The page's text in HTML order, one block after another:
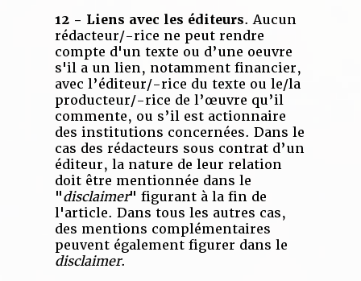
12 - Liens avec les éditeurs. Aucun
rédacteur/-rice ne peut rendre
compte d'un texte ou d’une oeuvre
s'il a un lien, notamment financier,
avec l’éditeur/-rice du texte ou le/la
producteur/-rice de l’œuvre qu’il
commente, ou s’il est actionnaire
des institutions concernées. Dans le
cas des rédacteurs sous contrat d’un
éditeur, la nature de leur relation
doit être mentionnée dans le
"disclaimer" figurant à la fin de
l'article. Dans tous les autres cas,
des mentions complémentaires
peuvent également figurer dans le
disclaimer.